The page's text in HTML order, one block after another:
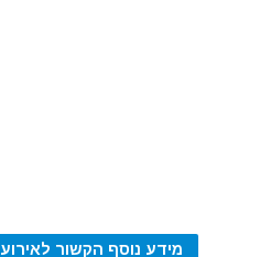
מידע נוסף הקשור לאירוע